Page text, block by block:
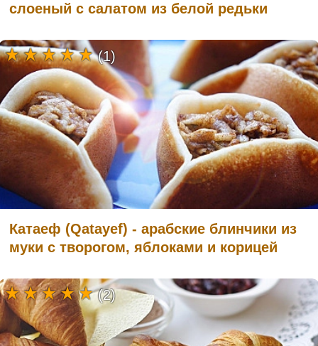
слоеный с салатом из белой редьки
Катаеф (Qatayef) - арабские блинчики из
муки с творогом, яблоками и корицей
(1)
(2)